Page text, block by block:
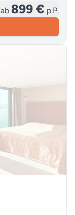
ab 899 € p.P.